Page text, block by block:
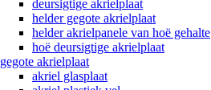
deursigtige akrielplaat
helder gegote akrielplaat
helder akrielpanele van hoë gehalte
hoë deursigtige akrielplaat
gegote akrielplaat
akriel glasplaat